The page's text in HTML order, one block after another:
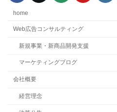
home
Web広告コンサルティング
新規事業・新商品開発支援
マーケティングブログ
会社概要
経営理念